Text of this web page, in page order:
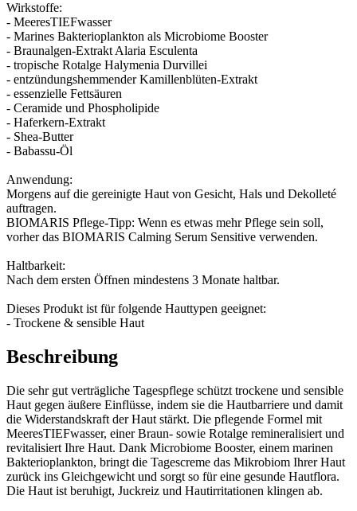
Wirkstoffe:
- MeeresTIEFwasser
- Marines Bakterioplankton als Microbiome Booster
- Braunalgen-Extrakt Alaria Esculenta
- tropische Rotalge Halymenia Durvillei
- entzündungshemmender Kamillenblüten-Extrakt
- essenzielle Fettsäuren
- Ceramide und Phospholipide
- Haferkern-Extrakt
- Shea-Butter
- Babassu-Öl
Anwendung:
Morgens auf die gereinigte Haut von Gesicht, Hals und Dekolleté
auftragen.
BIOMARIS Pflege-Tipp: Wenn es etwas mehr Pflege sein soll,
vorher das BIOMARIS Calming Serum Sensitive verwenden.
Haltbarkeit:
Nach dem ersten Öffnen mindestens 3 Monate haltbar.
Dieses Produkt ist für folgende Hauttypen geeignet:
- Trockene & sensible Haut
Beschreibung
Die sehr gut verträgliche Tagespflege schützt trockene und sensible
Haut gegen äußere Einflüsse, indem sie die Hautbarriere und damit
die Widerstandskraft der Haut stärkt. Die pflegende Formel mit
MeeresTIEFwasser, einer Braun- sowie Rotalge remineralisiert und
revitalisiert Ihre Haut. Dank Microbiome Booster, einem marinen
Bakterioplankton, bringt die Tagescreme das Mikrobiom Ihrer Haut
zurück ins Gleichgewicht und sorgt so für eine gesunde Hautflora.
Die Haut ist beruhigt, Juckreiz und Hautirritationen klingen ab.